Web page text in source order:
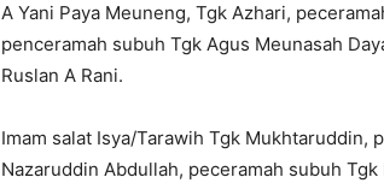
A Yani Paya Meuneng, Tgk Azhari,
penceramah subuh Tgk Agus Meunasah
Ruslan A Rani.
Imam salat Isya/Tarawih Tgk Mukhtaruddin,
Nazaruddin Abdullah, peceramah subuh